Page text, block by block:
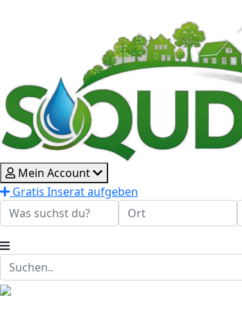
Mein Account
Gratis Inserat aufgeben